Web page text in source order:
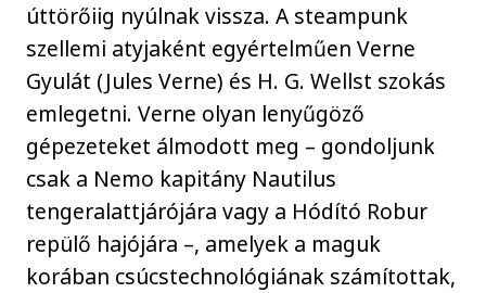
úttörőiig nyúlnak vissza. A steampunk
szellemi atyjaként egyértelműen Verne
Gyulát (Jules Verne) és H. G. Wellst szokás
emlegetni. Verne olyan lenyűgöző
gépezeteket álmodott meg – gondoljunk
csak a Nemo kapitány Nautilus
tengeralattjárójára vagy a Hódító Robur
repülő hajójára –, amelyek a maguk
korában csúcstechnológiának számítottak,